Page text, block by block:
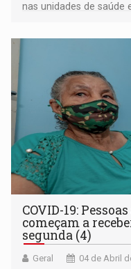
nas unidades de saúde
COVID-19:
começam a
segunda (4)
Geral 04 de Abril